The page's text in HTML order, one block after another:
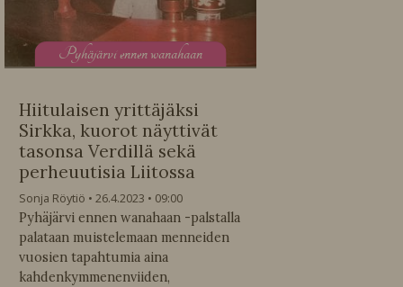
Pyhäjärvi ennen wanahaan
Hiitulaisen yrittäjäksi
Sirkka, kuorot näyttivät
tasonsa Verdillä sekä
perheuutisia Liitossa
Sonja Röytiö 26.4.2023
09:00
Pyhäjärvi ennen wanahaan -palstalla
palataan muistelemaan menneiden
vuosien tapahtumia aina
kahdenkymmenenviiden,